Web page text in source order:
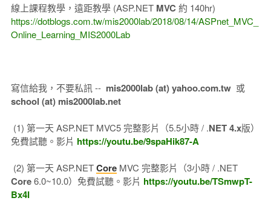
線上課程教學，遠距教學 (ASP.NET MVC 約 140hr)
https://dotblogs.com.tw/mis2000lab/2018/08/14/ASPnet_MVC_
Online_Learning_MIS2000Lab
寫信給我，不要私訊 -- mis2000lab (at) yahoo.com.tw或
school (at) mis2000lab.net
(1) 第一天 ASP.NET MVC5 完整影片（5.5小時 / .NET 4.x版）
免費試聽。影片 https://youtu.be/9spaHik87-A
(2) 第一天 ASP.NETCoreMVC 完整影片（3小時 / .NET
Core6.0~10.0）免費試聽。影片 https://youtu.be/TSmwpT-
Bx4I